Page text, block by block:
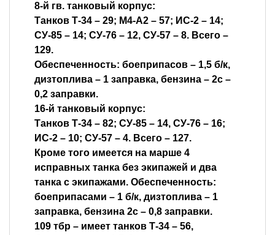
8-й гв. танковый корпус:
Танков Т-34 – 29; М4-А2 – 57; ИС-2 – 14;
СУ-85 – 14; СУ-76 – 12, СУ-57 – 8. Всего –
129.
Обеспеченность: боеприпасов – 1,5 б/к,
дизтоплива – 1 заправка, бензина – 2с –
0,2 заправки.
16-й танковый корпус:
Танков Т-34 – 82; СУ-85 – 14, СУ-76 – 16;
ИС-2 – 10; СУ-57 – 4. Всего – 127.
Кроме того имеется на марше 4
исправных танка без экипажей и два
танка с экипажами. Обеспеченность:
боеприпасами – 1 б/к, дизтоплива – 1
заправка, бензина 2с – 0,8 заправки.
109 тбр – имеет танков Т-34 – 56,